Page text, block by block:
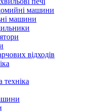
машини
машини
відходів
техніка